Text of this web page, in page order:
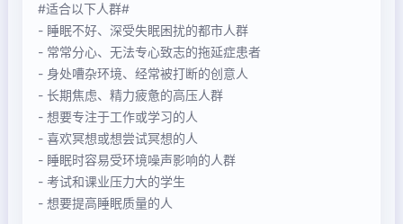
#适合以下人群#
- 睡眠不好、深受失眠困扰的都市人群
- 常常分心、无法专心致志的拖延症患者
- 身处嘈杂环境、经常被打断的创意人
- 长期焦虑、精力疲惫的高压人群
- 想要专注于工作或学习的人
- 喜欢冥想或想尝试冥想的人
- 睡眠时容易受环境噪声影响的人群
- 考试和课业压力大的学生
- 想要提高睡眠质量的人